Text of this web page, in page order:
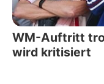
WM-Auftritt
wird kritisiert